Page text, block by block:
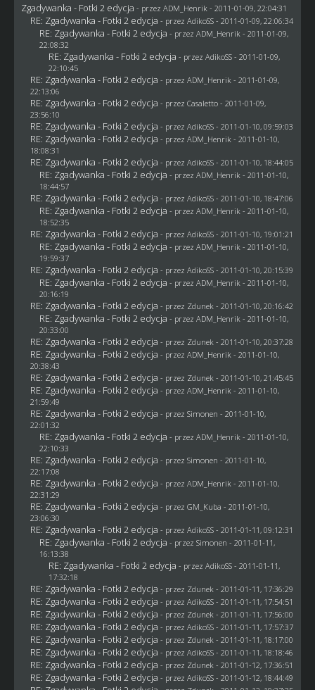
Zgadywanka - Fotki 2 edycja - przez ADM_Henrik - 2011-01-09, 22:04:31
RE: Zgadywanka - Fotki 2 edycja - przez AdikoSS - 2011-01-09, 22:06:34
RE: Zgadywanka - Fotki 2 edycja - przez ADM_Henrik - 2011-01-09,
22:08:32
RE: Zgadywanka - Fotki 2 edycja - przez AdikoSS - 2011-01-09,
22:10:45
RE: Zgadywanka - Fotki 2 edycja - przez ADM_Henrik - 2011-01-09,
22:13:06
RE: Zgadywanka - Fotki 2 edycja - przez Casaletto- 2011-01-09,
23:56:10
RE: Zgadywanka - Fotki 2 edycja - przez AdikoSS - 2011-01-10, 09:59:03
RE: Zgadywanka - Fotki 2 edycja - przez ADM_Henrik - 2011-01-10,
18:08:31
RE: Zgadywanka - Fotki 2 edycja - przez AdikoSS - 2011-01-10, 18:44:05
RE: Zgadywanka - Fotki 2 edycja - przez ADM_Henrik - 2011-01-10,
18:44:57
RE: Zgadywanka - Fotki 2 edycja - przez AdikoSS - 2011-01-10, 18:47:06
RE: Zgadywanka - Fotki 2 edycja - przez ADM_Henrik - 2011-01-10,
18:52:35
RE: Zgadywanka - Fotki 2 edycja - przez AdikoSS - 2011-01-10, 19:01:21
RE: Zgadywanka - Fotki 2 edycja - przez ADM_Henrik - 2011-01-10,
19:59:37
RE: Zgadywanka - Fotki 2 edycja - przez AdikoSS - 2011-01-10, 20:15:39
RE: Zgadywanka - Fotki 2 edycja - przez ADM_Henrik - 2011-01-10,
20:16:19
RE: Zgadywanka - Fotki 2 edycja - przez Zdunek - 2011-01-10, 20:16:42
RE: Zgadywanka - Fotki 2 edycja - przez ADM_Henrik - 2011-01-10,
20:33:00
RE: Zgadywanka - Fotki 2 edycja - przez Zdunek - 2011-01-10, 20:37:28
RE: Zgadywanka - Fotki 2 edycja - przez ADM_Henrik - 2011-01-10,
20:38:43
RE: Zgadywanka - Fotki 2 edycja - przez Zdunek - 2011-01-10, 21:45:45
RE: Zgadywanka - Fotki 2 edycja - przez ADM_Henrik - 2011-01-10,
21:59:49
RE: Zgadywanka - Fotki 2 edycja - przez Simonen - 2011-01-10,
22:01:32
RE: Zgadywanka - Fotki 2 edycja - przez ADM_Henrik - 2011-01-10,
22:10:33
RE: Zgadywanka - Fotki 2 edycja - przez Simonen - 2011-01-10,
22:17:08
RE: Zgadywanka - Fotki 2 edycja - przez ADM_Henrik - 2011-01-10,
22:31:29
RE: Zgadywanka - Fotki 2 edycja - przez GM_Kuba - 2011-01-10,
23:06:30
RE: Zgadywanka - Fotki 2 edycja - przez AdikoSS - 2011-01-11, 09:12:31
RE: Zgadywanka - Fotki 2 edycja - przez Simonen - 2011-01-11,
16:13:38
RE: Zgadywanka - Fotki 2 edycja - przez AdikoSS - 2011-01-11,
17:32:18
RE: Zgadywanka - Fotki 2 edycja - przez Zdunek - 2011-01-11, 17:36:29
RE: Zgadywanka - Fotki 2 edycja - przez AdikoSS - 2011-01-11, 17:54:51
RE: Zgadywanka - Fotki 2 edycja - przez Zdunek - 2011-01-11, 17:56:00
RE: Zgadywanka - Fotki 2 edycja - przez AdikoSS - 2011-01-11, 17:57:37
RE: Zgadywanka - Fotki 2 edycja - przez Zdunek - 2011-01-11, 18:17:00
RE: Zgadywanka - Fotki 2 edycja - przez AdikoSS - 2011-01-11, 18:18:46
RE: Zgadywanka - Fotki 2 edycja - przez Zdunek - 2011-01-12, 17:36:51
RE: Zgadywanka - Fotki 2 edycja - przez AdikoSS - 2011-01-12, 18:44:49